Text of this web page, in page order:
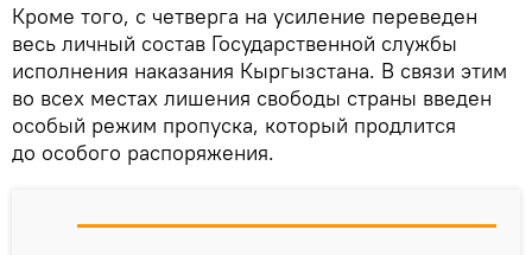
Кроме того, с четверга на усиление переведен
весь личный состав Государственной службы
исполнения наказания Кыргызстана. В связи этим
во всех местах лишения свободы страны введен
особый режим пропуска, который продлится
до особого распоряжения.